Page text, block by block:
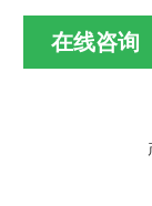
在线咨询